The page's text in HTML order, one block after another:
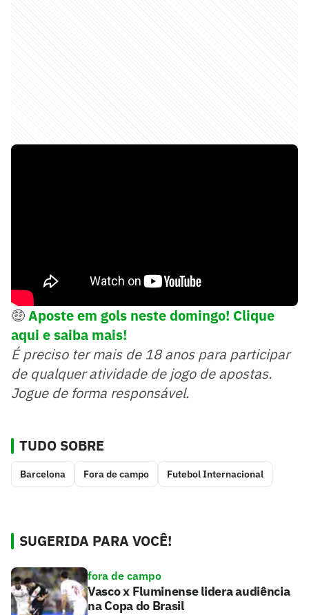
🤑Aposte em gols neste domingo! Clique
aqui e saiba mais!
É preciso ter mais de 18 anos para participar
de qualquer atividade de jogo de apostas.
Jogue de forma responsável.
TUDO SOBRE
Barcelona Fora de campo Futebol Internacional
SUGERIDA PARA VOCÊ!
fora de campo
Vasco x Fluminense lidera audiência
na Copa do Brasil